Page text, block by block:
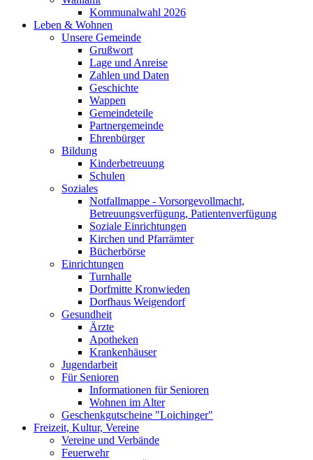
Kommunalwahl 2026
Leben & Wohnen
Unsere Gemeinde
Grußwort
Lage und Anreise
Zahlen und Daten
Geschichte
Wappen
Gemeindeteile
Partnergemeinde
Ehrenbürger
Bildung
Kinderbetreuung
Schulen
Soziales
Notfallmappe - Vorsorgevollmacht,
Betreuungsverfügung, Patientenverfügung
Soziale Einrichtungen
Kirchen und Pfarrämter
Bücherbörse
Einrichtungen
Turnhalle
Dorfmitte Kronwieden
Dorfhaus Weigendorf
Gesundheit
Ärzte
Apotheken
Krankenhäuser
Jugendarbeit
Für Senioren
Informationen für Senioren
Wohnen im Alter
Geschenkgutscheine "Loichinger"
Freizeit, Kultur, Vereine
Vereine und Verbände
Feuerwehr